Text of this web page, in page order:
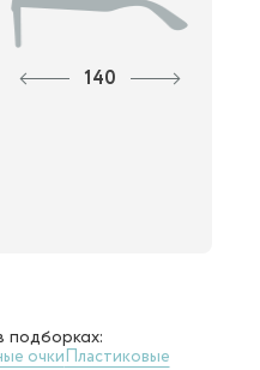
140
подборках:
очкиПластиковые